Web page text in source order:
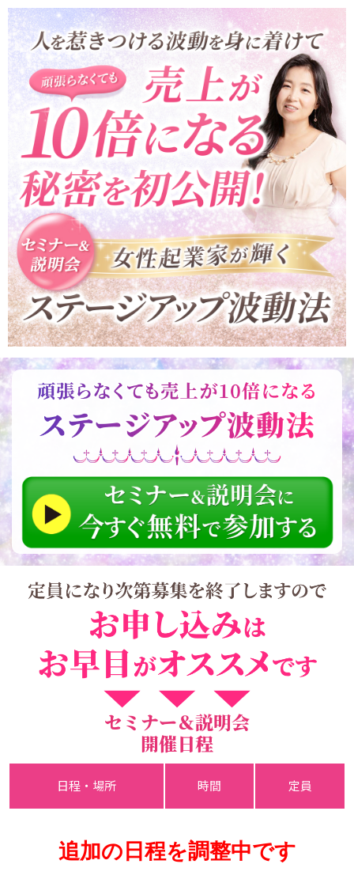
セミナー＆説明会
開催日程
日程・場所 時間 定員
追加の日程を調整中です